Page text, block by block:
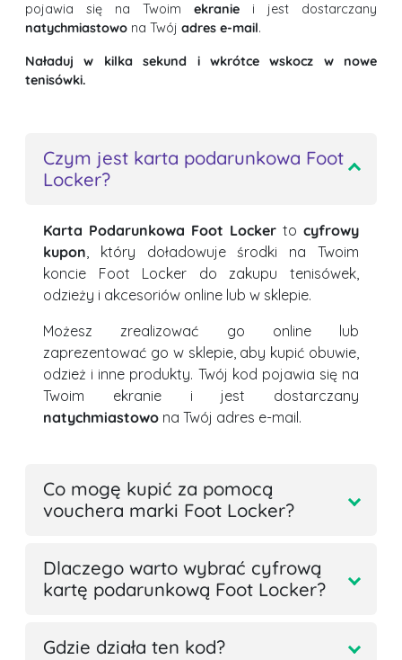
pojawia się na Twoim ekranie i jest dostarczany
natychmiastowo na Twój adres e-mail.
Naładuj w kilka sekund i wkrótce wskocz w nowe
tenisówki.
Czym jest karta podarunkowa Foot
Locker?
Karta Podarunkowa Foot Locker to cyfrowy
kupon, który doładowuje środki na Twoim
koncie Foot Locker do zakupu tenisówek,
odzieży i akcesoriów online lub w sklepie.
Możesz zrealizować go online lub
zaprezentować go w sklepie, aby kupić obuwie,
odzież i inne produkty. Twój kod pojawia się na
Twoim ekranie i jest dostarczany
natychmiastowo na Twój adres e-mail.
Co mogę kupić za pomocą
vouchera marki Foot Locker?
Dlaczego warto wybrać cyfrową
kartę podarunkową Foot Locker?
Gdzie działa ten kod?